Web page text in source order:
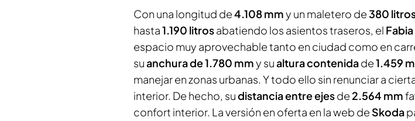
Con una longitud de4.108 mmy un maletero de380
hasta1.190 litrosabatiendo los asientos traseros, el Fabia
espacio muy aprovechable tanto en ciudad como en
suanchura de 1.780 mmy sualtura contenidade1.459
manejar en zonas urbanas. Y todo ello sin renunciar a
interior. De hecho, sudistancia entre ejesde 2.564 mm
confort interior. La versión en oferta en la web de Skoda